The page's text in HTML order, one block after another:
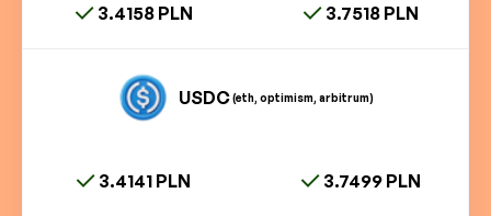
3.4158 PLN 3.7518 PLN
USDC(eth, optimism, arbitrum)
3.4141 PLN 3.7499 PLN